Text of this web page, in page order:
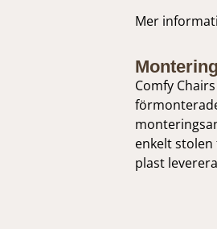
Mer
Comfy
enkelt
plast